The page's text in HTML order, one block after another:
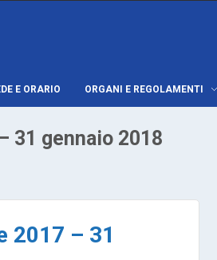
E ORARIO ORGANI E REGOLAMENTI
31 gennaio 2018
2017 – 31